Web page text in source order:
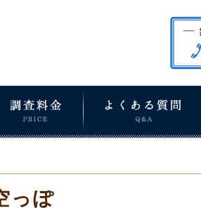
っぽ